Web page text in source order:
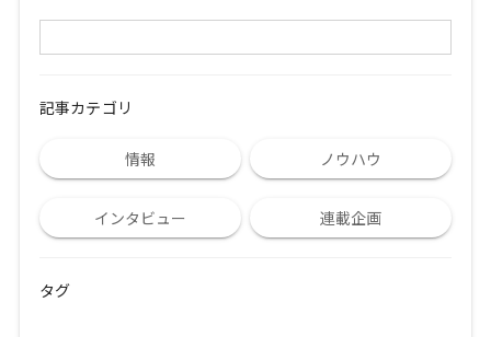
記事カテゴリ
情報 ノウハウ
インタビュー 連載企画
タグ